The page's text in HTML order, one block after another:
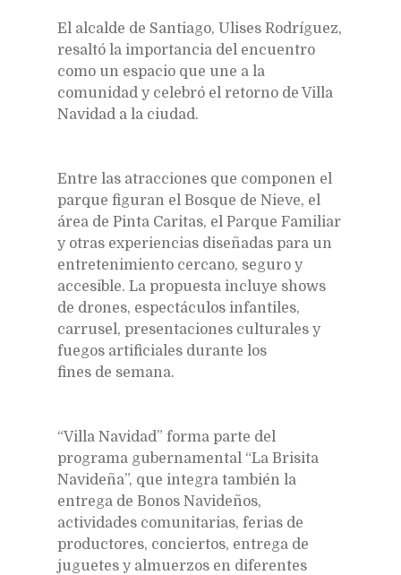
El alcalde de Santiago, Ulises Rodríguez,
resaltó la importancia del encuentro
como un espacio que une a la
comunidad y celebró el retorno de Villa
Navidad a la ciudad.
Entre las atracciones que componen el
parque figuran el Bosque de Nieve, el
área de Pinta Caritas, el Parque Familiar
y otras experiencias diseñadas para un
entretenimiento cercano, seguro y
accesible. La propuesta incluye shows
de drones, espectáculos infantiles,
carrusel, presentaciones culturales y
fuegos artificiales durante los
fines de semana.
“Villa Navidad” forma parte del
programa gubernamental “La Brisita
Navideña”, que integra también la
entrega de Bonos Navideños,
actividades comunitarias, ferias de
productores, conciertos, entrega de
juguetes y almuerzos en diferentes